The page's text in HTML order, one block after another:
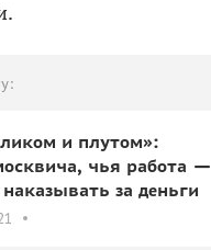
и плутом»:
чья работа —
за деньги